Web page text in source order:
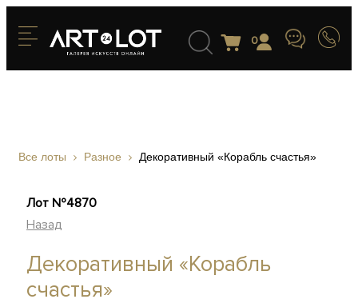
0
Все лоты Разное Декоративный «Корабль счастья»
Лот №4870
Назад
Декоративный «Корабль
счастья»